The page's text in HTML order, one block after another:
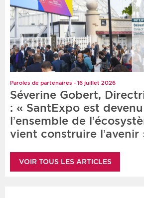
Paroles de partenaires - 16 juillet 2026
Séverine Gobert,
: « SantExpo est
l’ensemble de
vient construire l’avenir
VOIR TOUS LES ARTICLES